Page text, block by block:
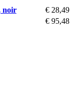
noir
€ 28,49
€ 95,48